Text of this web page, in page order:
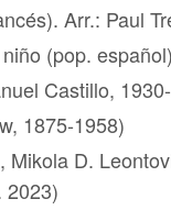
Arr.: Paul
(pop.
Castillo,
1875-1958)
Mikola D.
2023)